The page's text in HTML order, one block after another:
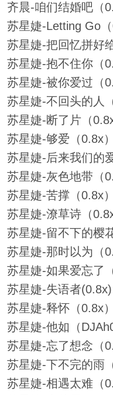
齐晨-咱们结婚吧（
苏星婕-Letting Go（
苏星婕-把回忆拼好
苏星婕-抱不住你（
苏星婕-被你爱过（
苏星婕-不回头的人
苏星婕-断了片（0.8x
苏星婕-够爱（0.8x）
苏星婕-后来我们的
苏星婕-灰色地带（
苏星婕-苦撑（0.8x）
苏星婕-潦草诗（0.8x
苏星婕-留不下的樱
苏星婕-那时以为（
苏星婕-如果爱忘了
苏星婕-失语者(0.8x)
苏星婕-释怀（0.8x）
苏星婕-他如（
苏星婕-忘了想念（
苏星婕-下不完的雨
苏星婕-相遇太难（